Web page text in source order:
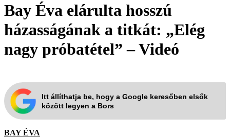
Bay Éva elárulta hosszú
házasságának a titkát: „Elég
nagy próbatétel” – Videó
Itt állíthatja be, hogy a Google keresőben elsők
között legyen a Bors
BAY ÉVA